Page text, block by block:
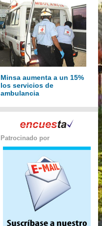
Minsa aumenta a un 15%
los servicios de
ambulancia
Patrocinado por